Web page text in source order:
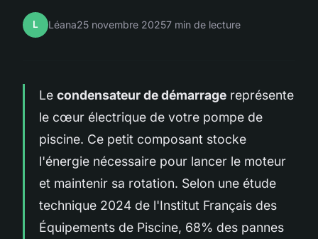
L Léana25 novembre 20257 min de lecture
Le condensateur de démarrage représente
le cœur électrique de votre pompe de
piscine. Ce petit composant stocke
l'énergie nécessaire pour lancer le moteur
et maintenir sa rotation. Selon une étude
technique 2024 de l'Institut Français des
Équipements de Piscine, 68% des pannes